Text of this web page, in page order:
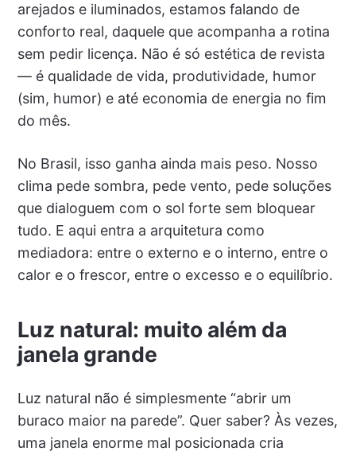
arejados e iluminados, estamos falando de
conforto real, daquele que acompanha a rotina
sem pedir licença. Não é só estética de revista
— é qualidade de vida, produtividade, humor
(sim, humor) e até economia de energia no fim
do mês.
No Brasil, isso ganha ainda mais peso. Nosso
clima pede sombra, pede vento, pede soluções
que dialoguem com o sol forte sem bloquear
tudo. E aqui entra a arquitetura como
mediadora: entre o externo e o interno, entre o
calor e o frescor, entre o excesso e o equilíbrio.
Luz natural: muito além da
janela grande
Luz natural não é simplesmente “abrir um
buraco maior na parede”. Quer saber? Às vezes,
uma janela enorme mal posicionada cria